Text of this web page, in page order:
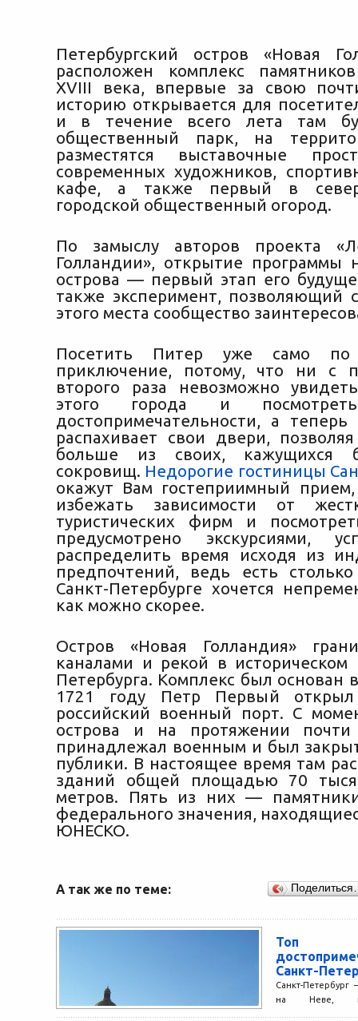
Петербургский остров «Новая
расположен комплекс
XVIII века, впервые за свою
историю открывается для
и в течение всего лета там
общественный парк, на
разместятся выставочные
современных художников,
кафе, а также первый в
городской общественный огород.
По замыслу авторов проекта
Голландии», открытие программы
острова — первый этап его
также эксперимент, позволяющий
этого места сообщество
Посетить Питер уже само
приключение, потому, что ни с
второго раза невозможно
этого города и
достопримечательности, а
распахивает свои двери,
больше из своих, кажущихся
сокровищ. Недорогие гостиницы
окажут Вам гостеприимный
избежать зависимости от
туристических фирм и
предусмотрено экскурсиями,
распределить время исходя из
предпочтений, ведь есть
Санкт-Петербурге хочется
как можно скорее.
Остров «Новая Голландия»
каналами и рекой в историческом
Петербурга. Комплекс был основан
1721 году Петр Первый
российский военный порт. С
острова и на протяжении
принадлежал военным и был
публики. В настоящее время там
зданий общей площадью 70
метров. Пять из них —
федерального значения,
ЮНЕСКО.
А так же по теме:
Топ
Санкт-
Санкт-Петербург
на Неве,